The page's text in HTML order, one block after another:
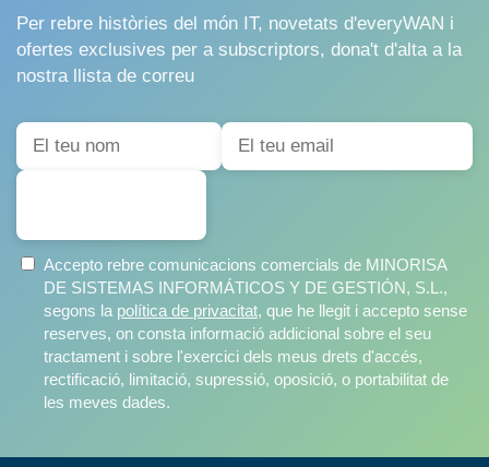
Per rebre històries del món IT, novetats d'everyWAN i
ofertes exclusives per a subscriptors, dona't d'alta a la
nostra llista de correu
Accepto rebre comunicacions comercials de MINORISA
DE SISTEMAS INFORMÁTICOS Y DE GESTIÓN, S.L.,
segons la política de privacitat, que he llegit i accepto sense
reserves, on consta informació addicional sobre el seu
tractament i sobre l'exercici dels meus drets d'accés,
rectificació, limitació, supressió, oposició, o portabilitat de
les meves dades.